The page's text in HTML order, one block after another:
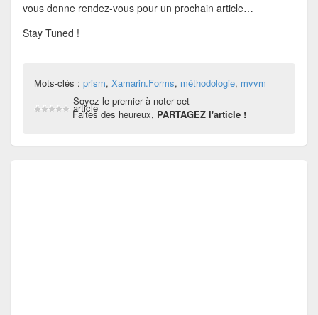
vous donne rendez-vous pour un prochain article…
Stay Tuned !
Mots-clés : prism, Xamarin.Forms, méthodologie, mvvm
Soyez le premier à noter cet
article
Faites des heureux, PARTAGEZ l'article !